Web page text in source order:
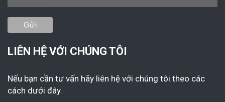
LIÊN HỆ VỚI CHÚNG TÔI
Nếu bạn cần tư vấn hãy liên hệ với chúng tôi theo các
cách dưới đây.